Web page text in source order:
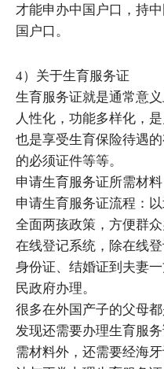
才能申办中国户口，持
国户口。
4）关于生育服务证
生育服务证就是通常意
人性化，功能多样化，
也是享受生育保险待遇
的必须证件等等。
申请生育服务证所需材
申请生育服务证流程：
全面两孩政策，方便群
在线登记系统，除在线
身份证、结婚证到夫妻
民政府办理。
很多在外国产子的父母
发现还需要办理生育服
需材料外，还需要经海